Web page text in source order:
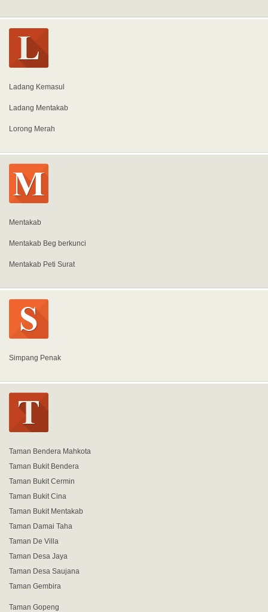
Ladang Kemasul
Ladang Mentakab
Lorong Merah
Mentakab
Mentakab Beg berkunci
Mentakab Peti Surat
Simpang Penak
Taman Bendera Mahkota
Taman Bukit Bendera
Taman Bukit Cermin
Taman Bukit Cina
Taman Bukit Mentakab
Taman Damai Taha
Taman De Villa
Taman Desa Jaya
Taman Desa Saujana
Taman Gembira
Taman Gopeng